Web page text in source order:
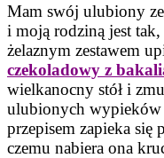
Mam swój ulubiony
i moją rodziną jest
żelaznym zestawem
czekoladowy z
wielkanocny stół i
ulubionych wypieków
przepisem zapieka się
czemu nabiera ona